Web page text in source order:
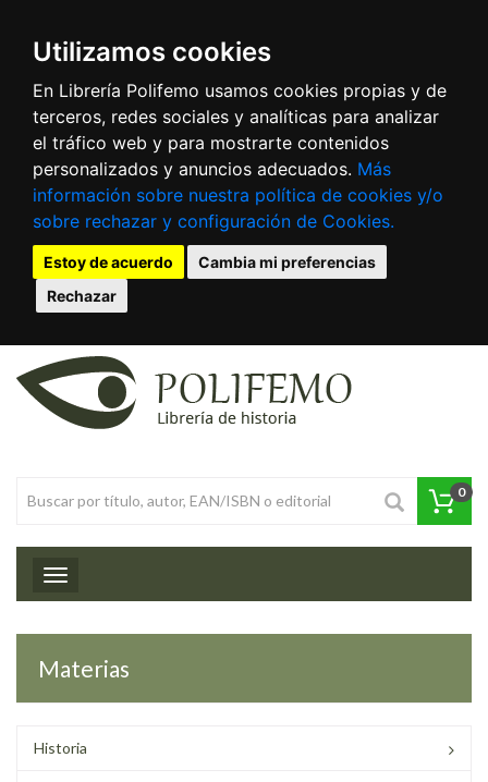
Utilizamos cookies
En Librería Polifemo usamos cookies propias y de
terceros, redes sociales y analíticas para analizar
el tráfico web y para mostrarte contenidos
personalizados y anuncios adecuados. Más
información sobre nuestra política de cookies y/o
sobre rechazar y configuración de Cookies.
Estoy de acuerdo
Cambia mi preferencias
Rechazar
0
Toggle navigation
Materias
Historia